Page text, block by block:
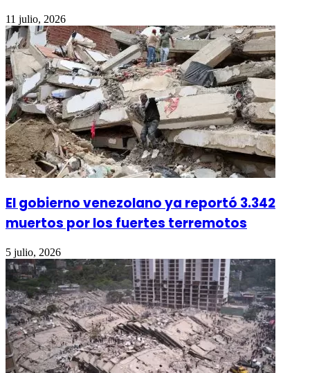
11 julio, 2026
El gobierno venezolano ya reportó 3.342
muertos por los fuertes terremotos
5 julio, 2026